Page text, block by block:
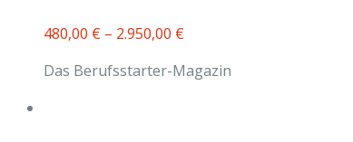
480,00 € – 2.950,00 €
Das Berufsstarter-Magazin